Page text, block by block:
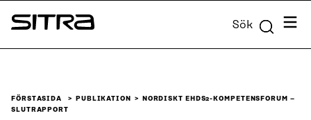
Skip to
content
Sitra Sök Meny
FÖRSTASIDA PUBLIKATION
NORDISKT EHDS2-KOMPETENSFORUM –
SLUTRAPPORT